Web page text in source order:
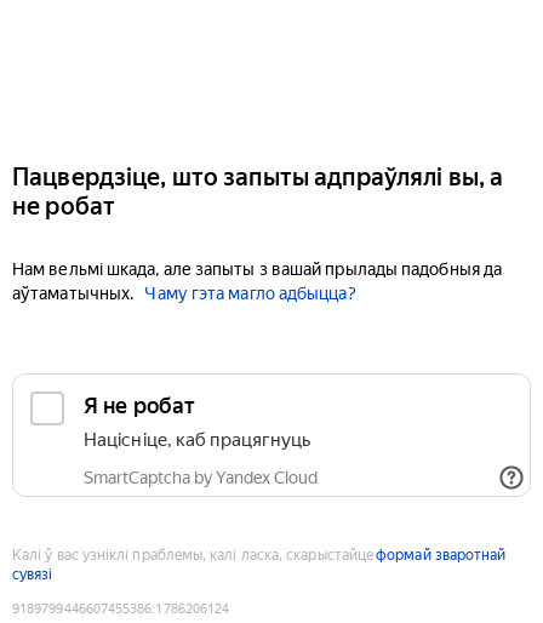
Пацвердзіце, што запыты адпраўлялі вы, а
не робат
Нам вельмі шкада, але запыты з вашай прылады падобныя да
аўтаматычных.
Чаму гэта магло адбыцца?
Я не робат
Націсніце, каб працягнуць
SmartCaptcha by Yandex Cloud
Калі ў вас узніклі праблемы, калі ласка, скарыстайцеформай зваротнай
сувязі
9189799446607455386:1786206124